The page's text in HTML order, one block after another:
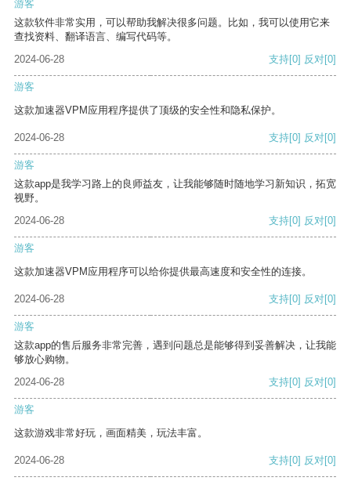
游客
这款软件非常实用，可以帮助我解决很多问题。比如，我可以使用它来
查找资料、翻译语言、编写代码等。
2024-06-28
支持[0] 反对[0]
游客
这款加速器VPM应用程序提供了顶级的安全性和隐私保护。
2024-06-28 支持[0] 反对[0]
游客
这款app是我学习路上的良师益友，让我能够随时随地学习新知识，拓宽
视野。
2024-06-28
支持[0] 反对[0]
游客
这款加速器VPM应用程序可以给你提供最高速度和安全性的连接。
2024-06-28 支持[0] 反对[0]
游客
这款app的售后服务非常完善，遇到问题总是能够得到妥善解决，让我能
够放心购物。
2024-06-28
支持[0] 反对[0]
游客
这款游戏非常好玩，画面精美，玩法丰富。
2024-06-28 支持[0] 反对[0]